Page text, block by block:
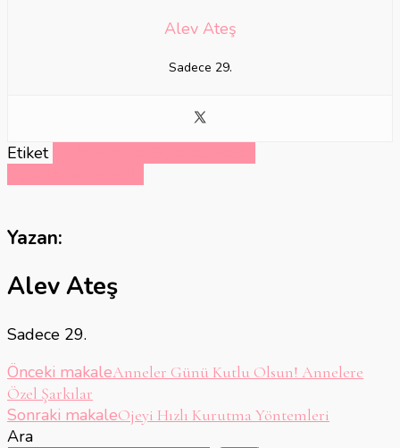
Alev Ateş
Sadece 29.
Etiket
Yazan:
Alev Ateş
Sadece 29.
Yazı
dolaşımı
Önceki makaleAnneler Günü Kutlu Olsun! Annelere
Özel Şarkılar
Sonraki makaleOjeyi Hızlı Kurutma Yöntemleri
Ara